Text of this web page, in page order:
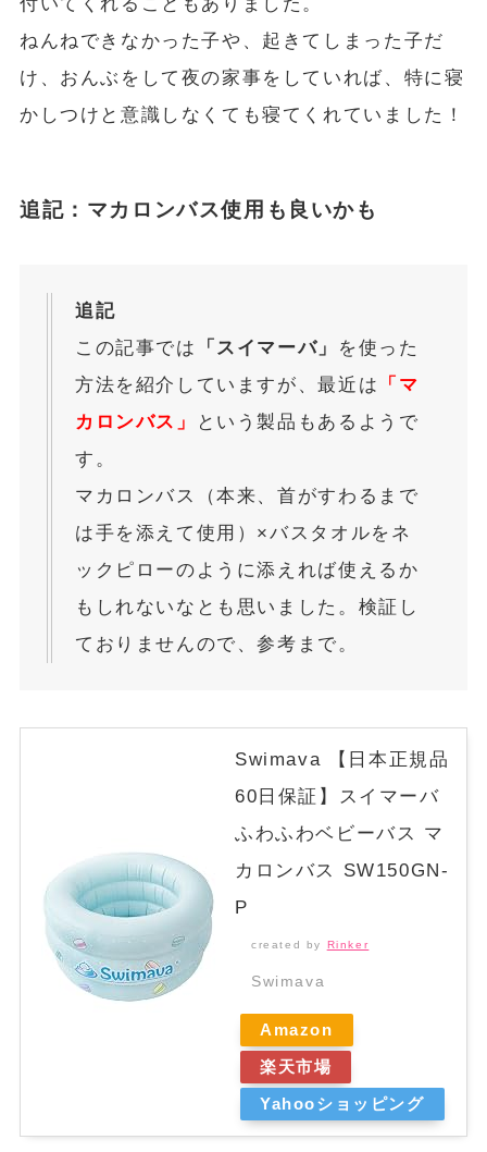
付いてくれることもありました。
ねんねできなかった子や、起きてしまった子だ
け、おんぶをして夜の家事をしていれば、特に寝
かしつけと意識しなくても寝てくれていました！
追記：マカロンバス使用も良いかも
追記
この記事では
「スイマーバ」
を使った
方法を紹介していますが、最近は
「マ
カロンバス」
という製品もあるようで
す。
マカロンバス（本来、首がすわるまで
は手を添えて使用）×バスタオルをネ
ックピローのように添えれば使えるか
もしれないなとも思いました。検証し
ておりませんので、参考まで。
Swimava 【日本正規品
60日保証】スイマーバ
ふわふわベビーバス マ
カロンバス SW150GN-
P
created by Rinker
Swimava
Amazon
楽天市場
Yahooショッピング